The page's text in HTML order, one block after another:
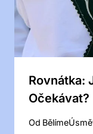
Rovnátka:
Očekávat?
Od